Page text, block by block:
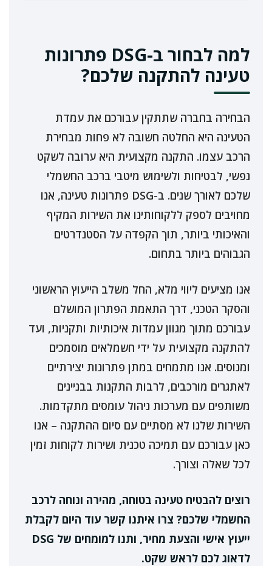
למה לבחור ב-DSG פתרונות
טעינה להתקנה שלכם?
הבחירה בחברה שתתקין עבורכם את עמדת
הטעינה היא החלטה חשובה לא פחות מבחירת
הרכב עצמו. התקנה מקצועית היא ערובה לשקט
נפשי, לבטיחות ולשימוש מיטבי ברכב החשמלי
שלכם לאורך שנים. ב-DSG פתרונות טעינה, אנו
מחויבים לספק ללקוחותינו את השירות המקיף
והאיכותי ביותר, תוך הקפדה על הסטנדרטים
הגבוהים ביותר בתחום.
אנו מציעים ליווי מלא, החל משלב הייעוץ הראשוני
והסקר הטכני, דרך התאמת הפתרון המושלם
עבורכם מתוך מגוון עמדות איכותיות ותקניות, ועד
להתקנה מקצועית על ידי חשמלאים מוסמכים
ומנוסים. אנו מתמחים במתן פתרונות יצירתיים
לאתגרים מורכבים, לרבות התקנות בבניינים
משותפים עם מערכות ניהול עומסים מתקדמות.
השירות שלנו לא מסתיים עם סיום ההתקנה – אנו
כאן עבורכם עם תמיכה טכנית ושירות לקוחות זמין
לכל שאלה וצורך.
רוצים להבטיח טעינה בטוחה, מהירה ונוחה לרכב
החשמלי שלכם? צרו איתנו קשר עוד היום לקבלת
ייעוץ אישי והצעת מחיר, ותנו למומחים של DSG
לדאוג לכם לראש שקט.